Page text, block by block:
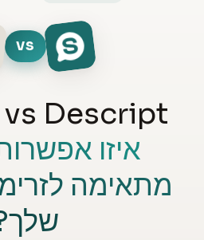
VS
Descript —
איזו
מתאימה